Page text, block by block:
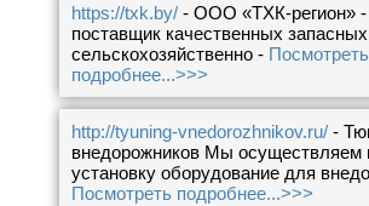
https://txk.by/ - ООО «ТХК-регион»
поставщик качественных
сельскохозяйственно - Посмотреть
подробнее...>>>
http://tyuning-vnedorozhnikov.ru/ -
внедорожников Мы осуществляем
установку оборудование для
Посмотреть подробнее...>>>